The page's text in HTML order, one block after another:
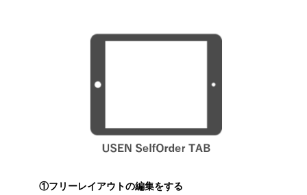
①フリーレイアウトの編集をする